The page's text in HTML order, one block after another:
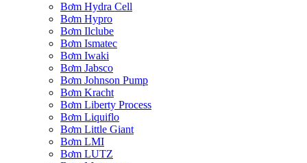
Bơm Hydra Cell
Bơm Hypro
Bơm Ilclube
Bơm Ismatec
Bơm Iwaki
Bơm Jabsco
Bơm Johnson Pump
Bơm Kracht
Bơm Liberty Process
Bơm Liquiflo
Bơm Little Giant
Bơm LMI
Bơm LUTZ